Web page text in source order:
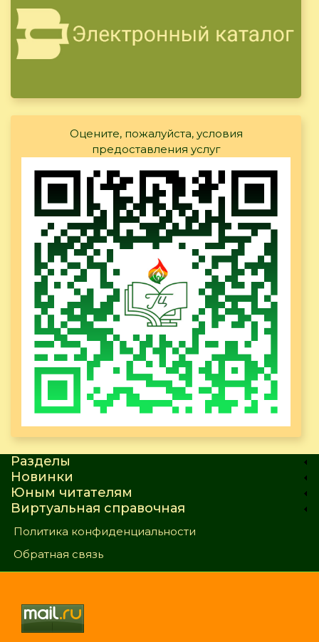
Оцените, пожалуйста, условия
предоставления услуг
Разделы
Новинки
Юным читателям
Виртуальная справочная
Политика конфиденциальности
Обратная связь